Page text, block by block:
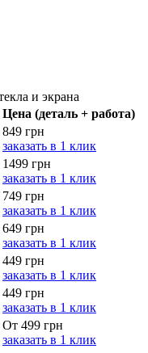
Цена (деталь + работа)
849 грн
заказать в 1 клик
1499 грн
заказать в 1 клик
749 грн
заказать в 1 клик
649 грн
заказать в 1 клик
449 грн
заказать в 1 клик
449 грн
заказать в 1 клик
От 499 грн
заказать в 1 клик